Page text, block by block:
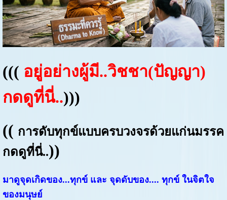
((( อยู่อย่างผู้มี..วิชชา(ปัญญา)
กดดูที่นี่..)))
(( การดับทุกข์แบบครบวงจรด้วยแก่นมรรค
กดดูที่นี่..))
มาดูจุดเกิดของ...ทุกข์ และ จุดดับของ.... ทุกข์ ในจิตใจ
ของมนุษย์